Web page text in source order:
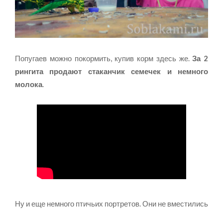
Попугаев можно покормить, купив корм здесь же.За 2
рингита продают стаканчик семечек и немного
молока.
Ну и еще немного птичьих портретов. Они не вместились